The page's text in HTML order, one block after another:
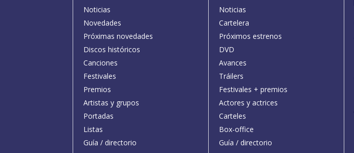
Noticias
Novedades
Próximas novedades
Discos históricos
Canciones
Festivales
Premios
Artistas y grupos
Portadas
Listas
Guía / directorio
Noticias
Cartelera
Próximos estrenos
DVD
Avances
Tráilers
Festivales + premios
Actores y actrices
Carteles
Box-office
Guía / directorio